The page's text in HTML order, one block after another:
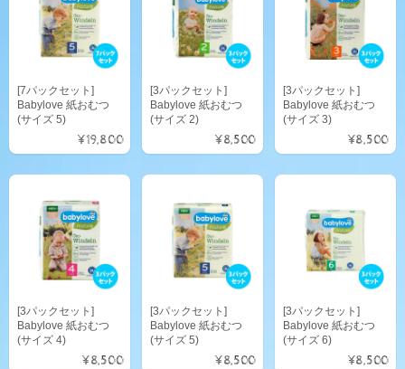
[7パックセット]
Babylove 紙おむつ
(サイズ 5)
¥19,800
[3パックセット]
Babylove 紙おむつ
(サイズ 2)
¥8,500
[3パックセット]
Babylove 紙おむつ
(サイズ 3)
¥8,500
[3パックセット]
Babylove 紙おむつ
(サイズ 4)
¥8,500
[3パックセット]
Babylove 紙おむつ
(サイズ 5)
¥8,500
[3パックセット]
Babylove 紙おむつ
(サイズ 6)
¥8,500